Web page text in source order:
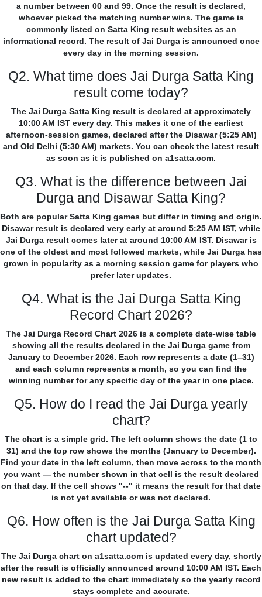
a number between 00 and 99. Once the result is declared,
whoever picked the matching number wins. The game is
commonly listed on Satta King result websites as an
informational record. The result of Jai Durga is announced once
every day in the morning session.
Q2. What time does Jai Durga Satta King
result come today?
The Jai Durga Satta King result is declared at approximately
10:00 AM IST every day. This makes it one of the earliest
afternoon-session games, declared after the Disawar (5:25 AM)
and Old Delhi (5:30 AM) markets. You can check the latest result
as soon as it is published on a1satta.com.
Q3. What is the difference between Jai
Durga and Disawar Satta King?
Both are popular Satta King games but differ in timing and origin.
Disawar result is declared very early at around 5:25 AM IST, while
Jai Durga result comes later at around 10:00 AM IST. Disawar is
one of the oldest and most followed markets, while Jai Durga has
grown in popularity as a morning session game for players who
prefer later updates.
Q4. What is the Jai Durga Satta King
Record Chart 2026?
The Jai Durga Record Chart 2026 is a complete date-wise table
showing all the results declared in the Jai Durga game from
January to December 2026. Each row represents a date (1–31)
and each column represents a month, so you can find the
winning number for any specific day of the year in one place.
Q5. How do I read the Jai Durga yearly
chart?
The chart is a simple grid. The left column shows the date (1 to
31) and the top row shows the months (January to December).
Find your date in the left column, then move across to the month
you want — the number shown in that cell is the result declared
on that day. If the cell shows "--" it means the result for that date
is not yet available or was not declared.
Q6. How often is the Jai Durga Satta King
chart updated?
The Jai Durga chart on a1satta.com is updated every day, shortly
after the result is officially announced around 10:00 AM IST. Each
new result is added to the chart immediately so the yearly record
stays complete and accurate.